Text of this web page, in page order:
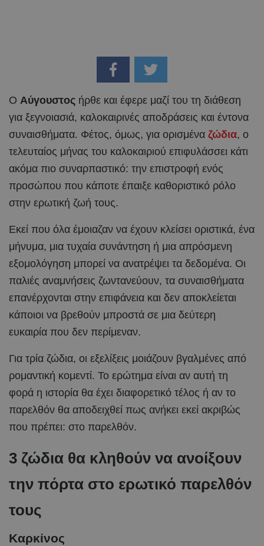
Ο Αύγουστος ήρθε και έφερε μαζί του τη διάθεση
για ξεγνοιασιά, καλοκαιρινές αποδράσεις και έντονα
συναισθήματα. Φέτος, όμως, για ορισμένα ζώδια, ο
τελευταίος μήνας του καλοκαιριού επιφυλάσσει κάτι
ακόμα πιο συναρπαστικό: την επιστροφή ενός
προσώπου που κάποτε έπαιξε καθοριστικό ρόλο
στην ερωτική ζωή τους.
Εκεί που όλα έμοιαζαν να έχουν κλείσει οριστικά, ένα
μήνυμα, μια τυχαία συνάντηση ή μια απρόσμενη
εξομολόγηση μπορεί να ανατρέψει τα δεδομένα. Οι
παλιές αναμνήσεις ζωντανεύουν, τα συναισθήματα
επανέρχονται στην επιφάνεια και δεν αποκλείεται
κάποιοι να βρεθούν μπροστά σε μια δεύτερη
ευκαιρία που δεν περίμεναν.
Για τρία ζώδια, οι εξελίξεις μοιάζουν βγαλμένες από
ρομαντική κομεντί. Το ερώτημα είναι αν αυτή τη
φορά η ιστορία θα έχει διαφορετικό τέλος ή αν το
παρελθόν θα αποδειχθεί πως ανήκει εκεί ακριβώς
που πρέπει: στο παρελθόν.
3 ζώδια θα κληθούν να ανοίξουν
την πόρτα στο ερωτικό παρελθόν
τους
Καρκίνος